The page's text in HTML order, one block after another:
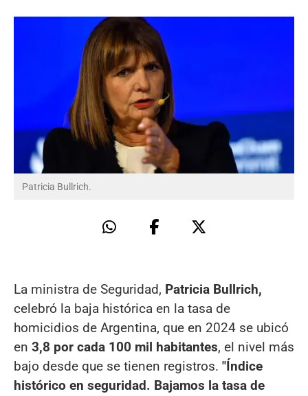
Patricia Bullrich.
La ministra de Seguridad, Patricia Bullrich,
celebró la baja histórica en la tasa de
homicidios de Argentina, que en 2024 se ubicó
en 3,8 por cada 100 mil habitantes, el nivel más
bajo desde que se tienen registros. "Índice
histórico en seguridad. Bajamos la tasa de